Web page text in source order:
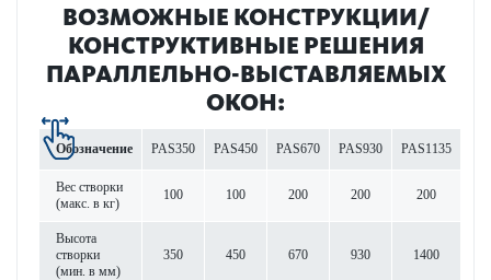
ВОЗМОЖНЫЕ КОНСТРУКЦИИ/
КОНСТРУКТИВНЫЕ РЕШЕНИЯ
ПАРАЛЛЕЛЬНО-ВЫСТАВЛЯЕМЫХ
ОКОН:
Обозначение PAS350 PAS450 PAS670 PAS930 PAS1135
Вес створки
(макс. в кг)
100 100 200 200 200
Высота
створки
(мин. в мм)
350 450 670 930 1400